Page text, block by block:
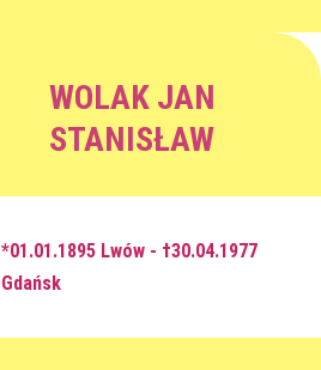
WOLAK JAN
STANISŁAW
*01.01.1895 Lwów - †30.04.1977
Gdańsk